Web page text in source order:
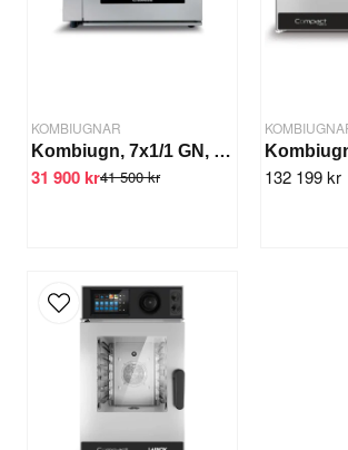
KOMBIUGNAR
Kombiugn, 7x1/1 GN, 830x640x970 mm
41 500 kr
31 900 kr 132 199 kr